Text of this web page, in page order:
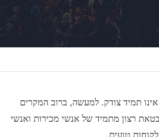
תמיד צודק. למעשה, ברוב המקרים
רצון מתמיד של אנשי מכירות ואנשי
טועים.